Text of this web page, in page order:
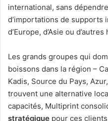
international, sans
d’importations de supports
d’Europe, d’Asie ou
Les grands groupes qui
boissons dans la région –
Kadis, Source du Pays,
trouvent une alternative
capacités, Multiprint
stratégique pour ces